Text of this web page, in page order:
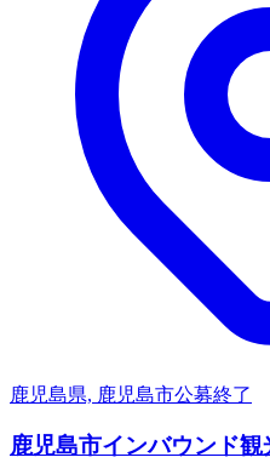
鹿児島県, 鹿児島市公募終了
鹿児島市インバウンド